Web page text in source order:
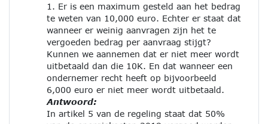
1. Er is een maximum gesteld aan het bedrag
te weten van 10,000 euro. Echter er staat dat
wanneer er weinig aanvragen zijn het te
vergoeden bedrag per aanvraag stijgt?
Kunnen we aannemen dat er niet meer wordt
uitbetaald dan die 10K. En dat wanneer een
ondernemer recht heeft op bijvoorbeeld
6,000 euro er niet meer wordt uitbetaald.
Antwoord:
In artikel 5 van de regeling staat dat 50%